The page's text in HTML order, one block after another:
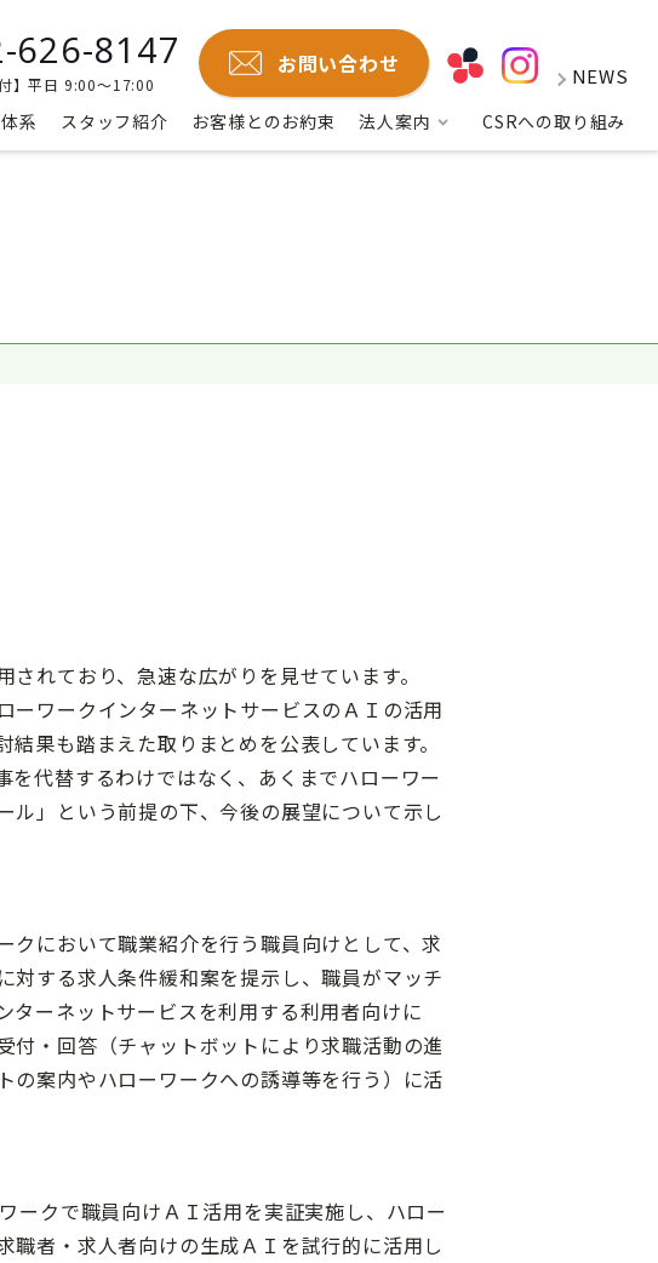
系 スタッフ紹介 お客様とのお約束 法人案内 CSRへの取り組み
626-8147
付】平日 9:00～17:00
お問い合わせ NEWS
れており、急速な広がりを見せています。
ーワークインターネットサービスのＡＩの活用
果も踏まえた取りまとめを公表しています。
を代替するわけではなく、あくまでハローワー
ル」という前提の下、今後の展望について示し
クにおいて職業紹介を行う職員向けとして、求
対する求人条件緩和案を提示し、職員がマッチ
ターネットサービスを利用する利用者向けに
付・回答（チャットボットにより求職活動の進
の案内やハローワークへの誘導等を行う）に活
ークで職員向けＡＩ活用を実証実施し、ハロー
職者・求人者向けの生成ＡＩを試行的に活用し